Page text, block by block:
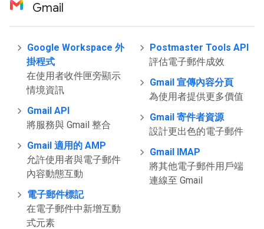
Gmail
Google Workspace 外
掛程式
在使用者收件匣旁顯示
情境資訊
Gmail API
將服務與 Gmail 整合
Gmail 適用的 AMP
允許使用者與電子郵件
內容動態互動
電子郵件標記
在電子郵件中新增互動
式元素
Postmaster Tools API
評估電子郵件成效
Gmail 宣傳內容分頁
為使用者提供更多價值
Gmail 寄件者資源
設計更出色的電子郵件
Gmail IMAP
將其他電子郵件用戶端
連線至 Gmail